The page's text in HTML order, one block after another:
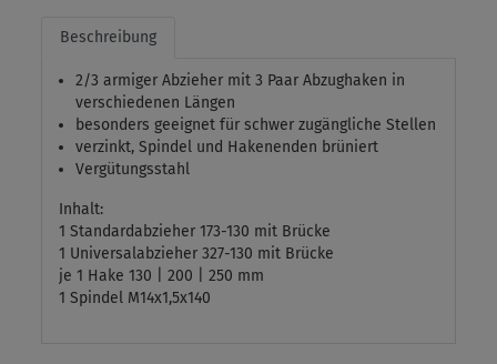
Beschreibung
2/3 armiger Abzieher mit 3 Paar Abzughaken in
verschiedenen Längen
besonders geeignet für schwer zugängliche Stellen
verzinkt, Spindel und Hakenenden brüniert
Vergütungsstahl
Inhalt:
1 Standardabzieher 173-130 mit Brücke
1 Universalabzieher 327-130 mit Brücke
je 1 Hake 130 | 200 | 250 mm
1 Spindel M14x1,5x140